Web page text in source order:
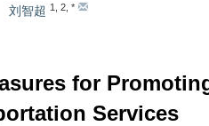
刘智超 1 2, *
for
Services